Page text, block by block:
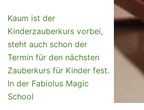
Kaum ist der
Kinderzauberkurs vorbei,
steht auch schon der
Termin für den nächsten
Zauberkurs für Kinder fest.
In der Fabiolus Magic
School